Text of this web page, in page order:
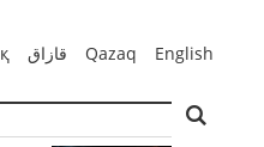
قازاق Qazaq English